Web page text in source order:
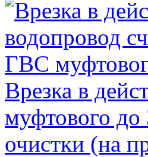
Врезка в
муфтового
очистки (на